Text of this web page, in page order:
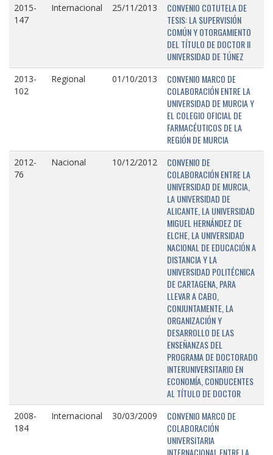
2015-
147
Internacional 25/11/2013
CONVENIO COTUTELA DE
TESIS: LA SUPERVISIÓN
COMÚN Y OTORGAMIENTO
DEL TÍTULO DE DOCTOR II
UNIVERSIDAD DE TÚNEZ
2013-
102
Regional 01/10/2013
CONVENIO MARCO DE
COLABORACIÓN ENTRE LA
UNIVERSIDAD DE MURCIA Y
EL COLEGIO OFICIAL DE
FARMACÉUTICOS DE LA
REGIÓN DE MURCIA
2012-
76
Nacional 10/12/2012
CONVENIO DE
COLABORACIÓN ENTRE LA
UNIVERSIDAD DE MURCIA,
LA UNIVERSIDAD DE
ALICANTE, LA UNIVERSIDAD
MIGUEL HERNÁNDEZ DE
ELCHE, LA UNIVERSIDAD
NACIONAL DE EDUCACIÓN A
DISTANCIA Y LA
UNIVERSIDAD POLITÉCNICA
DE CARTAGENA, PARA
LLEVAR A CABO,
CONJUNTAMENTE, LA
ORGANIZACIÓN Y
DESARROLLO DE LAS
ENSEÑANZAS DEL
PROGRAMA DE DOCTORADO
INTERUNIVERSITARIO EN
ECONOMÍA, CONDUCENTES
AL TÍTULO DE DOCTOR
2008-
184
Internacional 30/03/2009
CONVENIO MARCO DE
COLABORACIÓN
UNIVERSITARIA
INTERNACIONAL ENTRE LA